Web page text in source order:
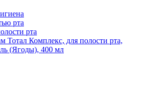
рта
рта
Тотал Комплекс, для полости рта,
(Ягоды), 400 мл